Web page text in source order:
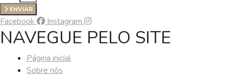
ENVIAR
Facebook Instagram
NAVEGUE PELO SITE
Página inicial
Sobre nós